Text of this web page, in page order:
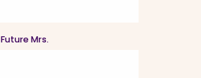
Future Mrs.